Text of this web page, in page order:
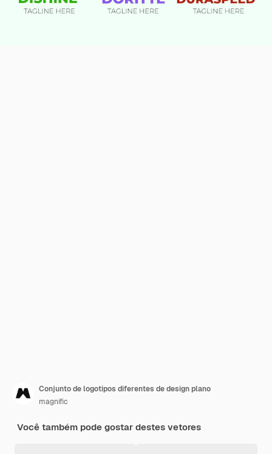
Conjunto de logotipos diferentes de design plano
magnific
Você também pode gostar destes vetores